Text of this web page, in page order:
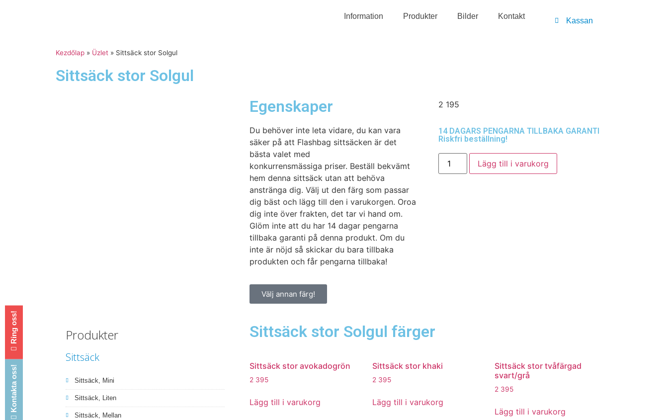
Information Produkter Bilder Kontakt
Kassan
Kontakta oss!
Ring oss!
Kezdőlap » Üzlet » Sittsäck stor Solgul
Sittsäck stor Solgul
Egenskaper
Du behöver inte leta vidare, du kan vara
säker på att Flashbag sittsäcken är det
bästa valet med
konkurrensmässiga priser. Beställ bekvämt
hem denna sittsäck utan att behöva
anstränga dig. Välj ut den färg som passar
dig bäst och lägg till den i varukorgen. Oroa
dig inte över frakten, det tar vi hand om.
Glöm inte att du har 14 dagar pengarna
tillbaka garanti på denna produkt. Om du
inte är nöjd så skickar du bara tillbaka
produkten och får pengarna tillbaka!
Välj annan färg!
2 195
14 DAGARS PENGARNA TILLBAKA GARANTI
Riskfri beställning!
Lägg till i varukorg
Produkter
Sittsäck
Sittsäck, Mini
Sittsäck, Liten
Sittsäck, Mellan
Sittsäck stor Solgul färger
Sittsäck stor avokadogrön
2 395
Lägg till i varukorg
Sittsäck stor khaki
2 395
Lägg till i varukorg
Sittsäck stor tvåfärgad
svart/grå
2 395
Lägg till i varukorg